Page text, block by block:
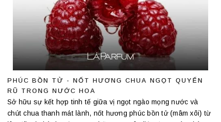
PHÚC BỒN TỬ - NỐT HƯƠNG CHUA NGỌT QUYẾN
RŨ TRONG NƯỚC HOA
Sở hữu sự kết hợp tinh tế giữa vị ngọt ngào mọng nước và
chút chua thanh mát lành, nốt hương phúc bồn tử (mâm xôi) từ